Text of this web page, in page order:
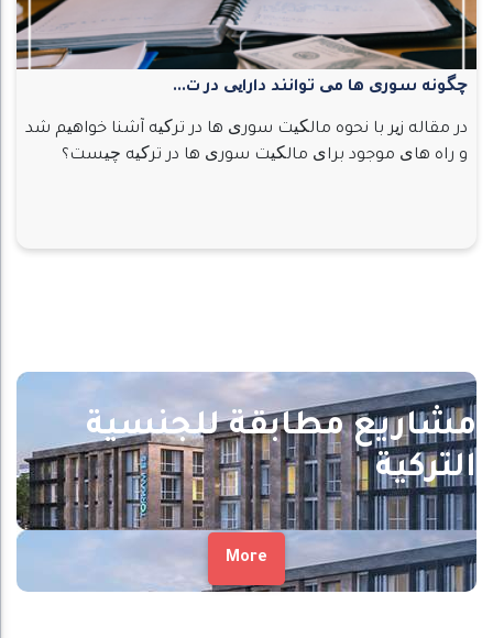
چگونه سوری ها می توانند دارایی در ت...
در مقاله زیر با نحوه مالکیت سوری ها در ترکیه آشنا خواهیم شد
و راه های موجود برای مالکیت سوری ها در ترکیه چیست؟
مشاريع مطابقة للجنسية
التركية
More